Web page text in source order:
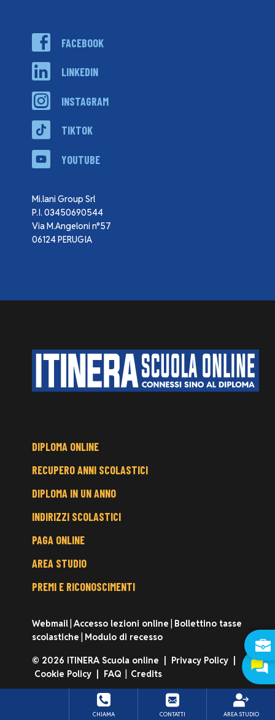
FACEBOOK
LINKEDIN
INSTAGRAM
TIKTOK
YOUTUBE
Mi.lani Group Srl
P.I. 03450690544
Via M.Angeloni n°57
06124 PERUGIA
FOOTER
MENU
DIPLOMA ONLINE
RECUPERO ANNI SCOLASTICI
DIPLOMA IN UN ANNO
INDIRIZZI SCOLASTICI
PAGA ONLINE
AREA STUDIO
PREMI E RICONOSCIMENTI
Webmail |Accesso lezioni online
Bollettino tasse
scolastiche
Modulo di recesso
© 2026 ITINERA Scuola online | Privacy Policy
Cookie Policy
FAQ Credits
CHIAMA CONTATTI AREA STUDIO